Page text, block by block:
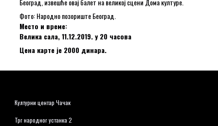
Београд, извешће овај балет на великој сцени Дома културе.
Фото: Народно позориште Београд.
Место и време:
Велика сала, 11.12.2019. у 20 часова
Цена карте је 2000 динара.
Културни центар Чачак
Трг народног устанка 2